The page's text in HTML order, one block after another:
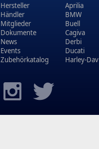
Hersteller
Händler
Mitglieder
Dokumente
News
Events
Zubehörkatalog
Aprilia
BMW
Buell
Cagiva
Derbi
Ducati
Harley-